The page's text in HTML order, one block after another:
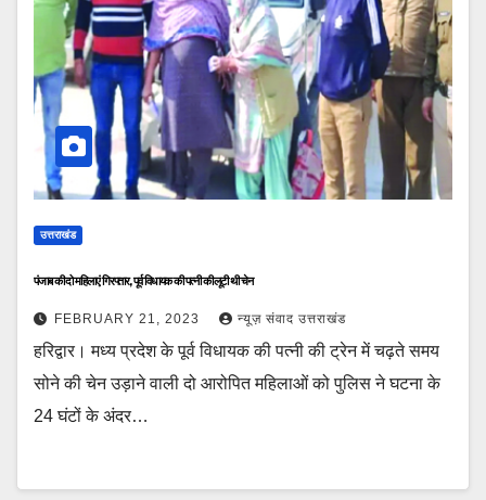
उत्तराखंड
पंजाब की दो महिलाएं गिरफ्तार, पूर्व विधायक की पत्नी की लूटी थी चेन
FEBRUARY 21, 2023 न्यूज़ संवाद उत्तराखंड
हरिद्वार। मध्य प्रदेश के पूर्व विधायक की पत्नी की ट्रेन में चढ़ते समय
सोने की चेन उड़ाने वाली दो आरोपित महिलाओं को पुलिस ने घटना के
24 घंटों के अंदर…